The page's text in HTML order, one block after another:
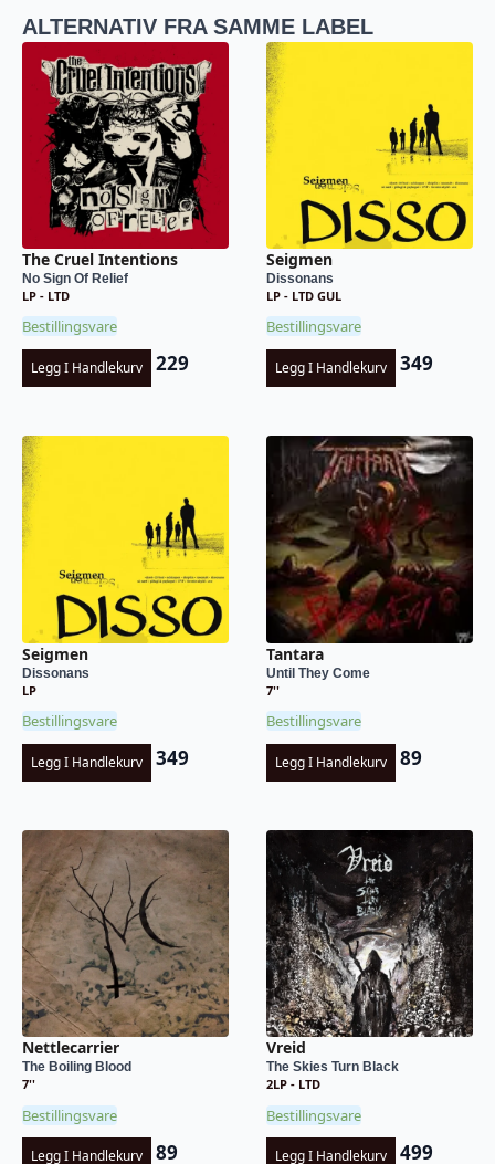
ALTERNATIV FRA SAMME LABEL
The Cruel Intentions
No Sign Of Relief
LP - LTD
Bestillingsvare
Legg I Handlekurv 229
Seigmen
Dissonans
LP - LTD GUL
Bestillingsvare
Legg I Handlekurv 349
Seigmen
Dissonans
LP
Bestillingsvare
Legg I Handlekurv 349
Tantara
Until They Come
7''
Bestillingsvare
Legg I Handlekurv 89
Nettlecarrier
The Boiling Blood
7''
Bestillingsvare
Legg I Handlekurv 89
Vreid
The Skies Turn Black
2LP - LTD
Bestillingsvare
Legg I Handlekurv 499